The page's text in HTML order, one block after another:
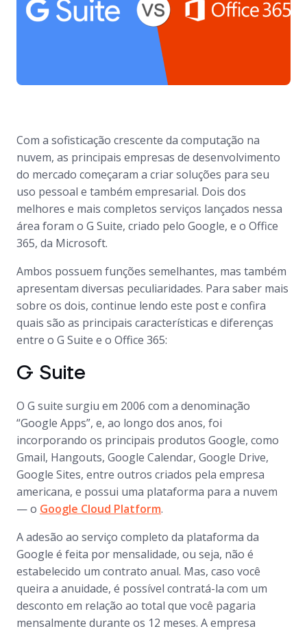
Com a sofisticação crescente da computação na
nuvem, as principais empresas de desenvolvimento
do mercado começaram a criar soluções para seu
uso pessoal e também empresarial. Dois dos
melhores e mais completos serviços lançados nessa
área foram o G Suite, criado pelo Google, e o Office
365, da Microsoft.
Ambos possuem funções semelhantes, mas também
apresentam diversas peculiaridades. Para saber mais
sobre os dois, continue lendo este post e confira
quais são as principais características e diferenças
entre o G Suite e o Office 365:
G Suite
O G suite surgiu em 2006 com a denominação
“Google Apps”, e, ao longo dos anos, foi
incorporando os principais produtos Google, como
Gmail, Hangouts, Google Calendar, Google Drive,
Google Sites, entre outros criados pela empresa
americana, e possui uma plataforma para a nuvem
— o Google Cloud Platform.
A adesão ao serviço completo da plataforma da
Google é feita por mensalidade, ou seja, não é
estabelecido um contrato anual. Mas, caso você
queira a anuidade, é possível contratá-la com um
desconto em relação ao total que você pagaria
mensalmente durante os 12 meses. A empresa